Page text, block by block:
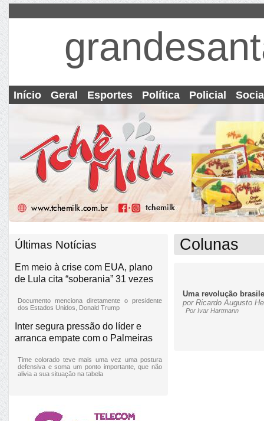
Início Geral Esportes Política Policial
Últimas Notícias
Em meio à crise com EUA, plano
de Lula cita “soberania” 31 vezes
Documento menciona diretamente o presidente
dos Estados Unidos, Donald Trump
Inter segura pressão do líder e
arranca empate com o Palmeiras
Time colorado teve mais uma vez uma postura
defensiva e soma um ponto importante, que não
alivia a sua situação na tabela
Colunas
Uma revolução
por Ricardo Augusto
Por Ivar Hartmann